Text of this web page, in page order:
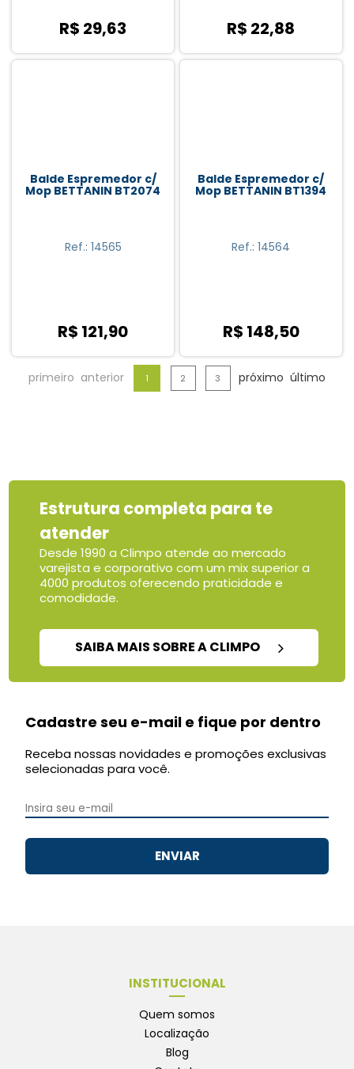
R$ 29,63 R$ 22,88
Balde Espremedor c/
Mop BETTANIN BT2074
Ref.: 14565
R$ 121,90
Balde Espremedor c/
Mop BETTANIN BT1394
Ref.: 14564
R$ 148,50
primeiro anterior 1 2 3 próximo último
Estrutura completa para te
atender
Desde 1990 a Climpo atende ao mercado
varejista e corporativo com um mix superior a
4000 produtos oferecendo praticidade e
comodidade.
SAIBA MAIS SOBRE A CLIMPO
Cadastre seu e-mail e fique por dentro
Receba nossas novidades e promoções exclusivas
selecionadas para você.
ENVIAR
INSTITUCIONAL
Quem somos
Localização
Blog